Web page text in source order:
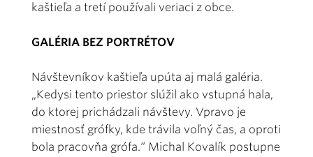
kaštieľa a tretí používali veriaci z obce.
GALÉRIA BEZ PORTRÉTOV
Návštevníkov kaštieľa upúta aj malá galéria.
„Kedysi tento priestor slúžil ako vstupná hala,
do ktorej prichádzali návštevy. Vpravo je
miestnosť grófky, kde trávila voľný čas, a oproti
bola pracovňa grófa.“ Michal Kovalík postupne